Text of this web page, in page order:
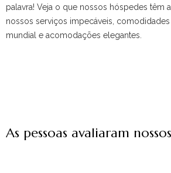
palavra! Veja o que nossos hóspedes têm
nossos serviços impecáveis,
mundial e acomodações elegantes.
As pessoas avaliaram